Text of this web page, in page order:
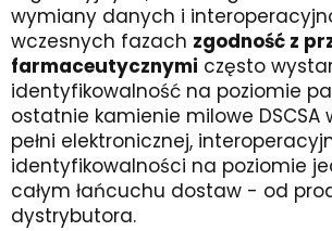
wymiany danych i
wczesnych fazach zgodność z
farmaceutycznymi często
identyfikowalność na poziomie
ostatnie kamienie milowe
pełni elektronicznej,
identyfikowalności na poziomie
całym łańcuchu dostaw - od
dystrybutora.